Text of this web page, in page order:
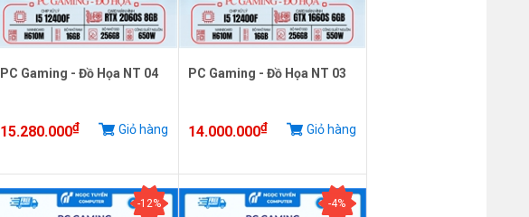
PC Gaming - Đồ Họa NT 04
15.280.000₫ Giỏ hàng
PC Gaming - Đồ Họa NT 03
14.000.000₫ Giỏ hàng
-12% -4%